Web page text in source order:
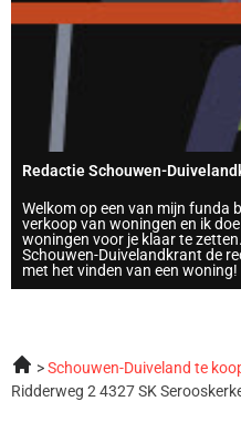
Redactie Schouwen-
Welkom op een van mijn funda
verkoop van woningen en ik
woningen voor je klaar te
Schouwen-Duivelandkrant de
met het vinden van een woning!
Schouwen-Duiveland te
Ridderweg 2 4327 SK